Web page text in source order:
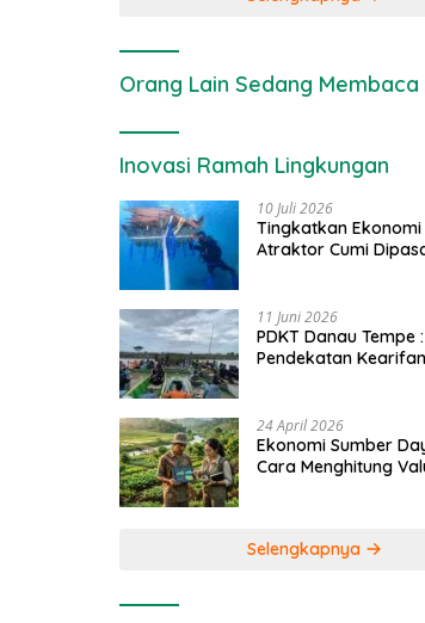
Orang Lain Sedang Membaca
Inovasi Ramah Lingkungan
10 Juli 2026
Tingkatkan Ekonomi
Atraktor Cumi
11 Juni 2026
PDKT Danau Tempe :
Pendekatan
24 April 2026
Ekonomi Sumber
Cara Menghitung
Selengkapnya